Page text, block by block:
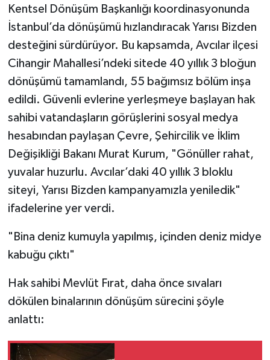
Kentsel Dönüşüm Başkanlığı koordinasyonunda
İstanbul’da dönüşümü hızlandıracak Yarısı Bizden
desteğini sürdürüyor. Bu kapsamda, Avcılar ilçesi
Cihangir Mahallesi’ndeki sitede 40 yıllık 3 bloğun
dönüşümü tamamlandı, 55 bağımsız bölüm inşa
edildi. Güvenli evlerine yerleşmeye başlayan hak
sahibi vatandaşların görüşlerini sosyal medya
hesabından paylaşan Çevre, Şehircilik ve İklim
Değişikliği Bakanı Murat Kurum, "Gönüller rahat,
yuvalar huzurlu. Avcılar’daki 40 yıllık 3 bloklu
siteyi, Yarısı Bizden kampanyamızla yeniledik"
ifadelerine yer verdi.
"Bina deniz kumuyla yapılmış, içinden deniz midye
kabuğu çıktı"
Hak sahibi Mevlüt Fırat, daha önce sıvaları
dökülen binalarının dönüşüm sürecini şöyle
anlattı: